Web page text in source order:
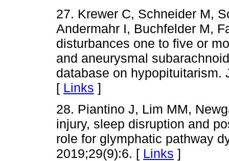
27. Krewer C, Schneider M,
Andermahr I, Buchfelder M,
disturbances one to five or
and aneurysmal
database on hypopituitarism.
[ Links ]
28. Piantino J, Lim MM,
injury, sleep disruption and
role for glymphatic pathway
2019;29(9):6. [ Links ]